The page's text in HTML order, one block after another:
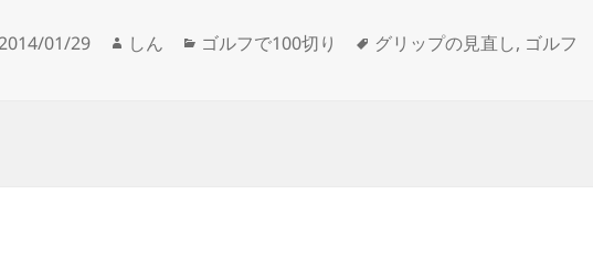
01/29
作
しん
カ
ゴルフで100切り
タ
グリップの見直し, ゴルフ